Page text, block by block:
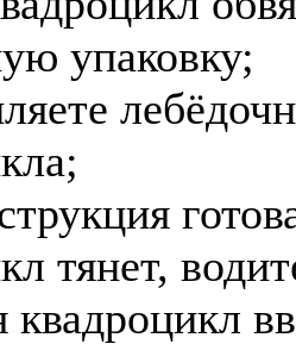
упаковку;
тянет,
квадроцикл